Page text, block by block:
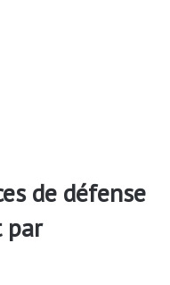
de défense
par